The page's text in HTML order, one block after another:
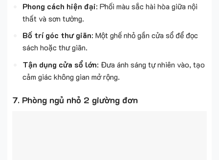
Phong cách hiện đại: Phối màu sắc hài hòa giữa nội
thất và sơn tường.
Bố trí góc thư giãn: Một ghế nhỏ gần cửa sổ để đọc
sách hoặc thư giãn.
Tận dụng cửa sổ lớn: Đưa ánh sáng tự nhiên vào, tạo
cảm giác không gian mở rộng.
7. Phòng ngủ nhỏ 2 giường đơn